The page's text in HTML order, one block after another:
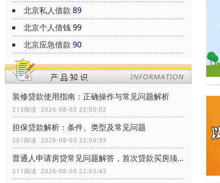
北京私人借款 89
北京个人借钱99
北京应急借款 90
装修贷款使用指南：正确操作与常见问题解析
213阅读 2026-08-03 22:05:02
担保贷款解析：条件、类型及常见问题
201阅读 2026-08-03 22:04:33
普通人申请房贷常见问题解答，首次贷款买房须知常识
211阅读 2026-08-03 22:03:43